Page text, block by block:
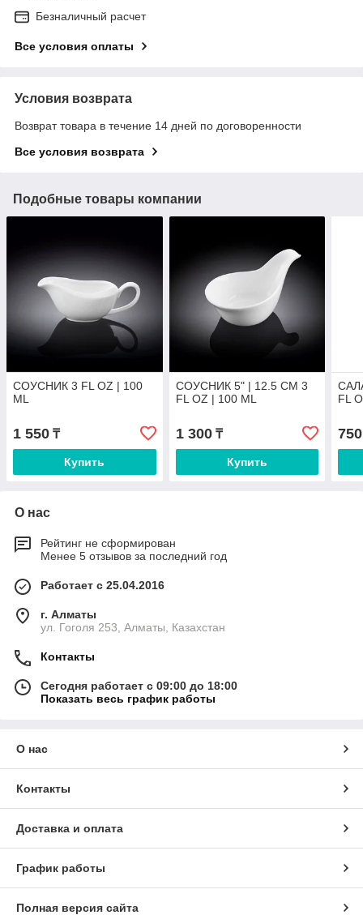
Безналичный расчет
Все условия оплаты
Условия возврата
Возврат товара в течение 14 дней по договоренности
Все условия возврата
Подобные товары компании
СОУСНИК 3 FL OZ | 100
ML
1 550 ₸
Купить
СОУСНИК 5" | 12.5 CM 3
FL OZ | 100 ML
1 300₸
Купить
FL
750
О нас
Рейтинг не сформирован
Менее 5 отзывов за последний год
Работает с 25.04.2016
г. Алматы
ул. Гоголя 253, Алматы, Казахстан
Контакты
Сегодня работает с 09:00 до 18:00
Показать весь график работы
О нас
Контакты
Доставка и оплата
График работы
Полная версия сайта